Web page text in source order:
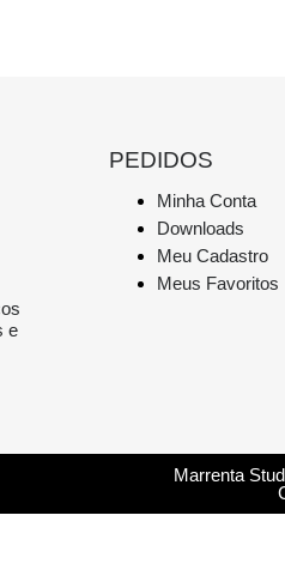
e
PEDIDOS
Minha Conta
Downloads
Meu Cadastro
Meus Favoritos
Marrenta